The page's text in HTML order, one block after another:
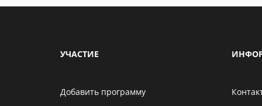
УЧАСТИЕ
Добавить программу